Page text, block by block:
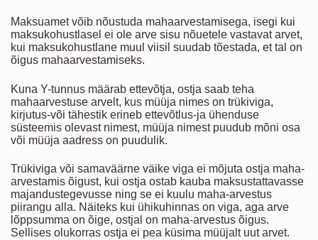
Maksuamet võib nõustuda mahaarvestamisega, isegi kui
maksukohustlasel ei ole arve sisu nõuetele vastavat arvet,
kui maksukohustlane muul viisil suudab tõestada, et tal on
õigus mahaarvestamiseks.
Kuna Y-tunnus määrab ettevõtja, ostja saab teha
mahaarvestuse arvelt, kus müüja nimes on trükiviga,
kirjutus-või tähestik erineb ettevõtlus-ja ühenduse
süsteemis olevast nimest, müüja nimest puudub mõni osa
või müüja aadress on puudulik.
Trükiviga või samaväärne väike viga ei mõjuta ostja maha-
arvestamis õigust, kui ostja ostab kauba maksustattavasse
majandustegevusse ning se ei kuulu maha-arvestus
piirangu alla. Näiteks kui ühikuhinnas on viga, aga arve
lõppsumma on õige, ostjal on maha-arvestus õigus.
Sellises olukorras ostja ei pea küsima müüjalt uut arvet.